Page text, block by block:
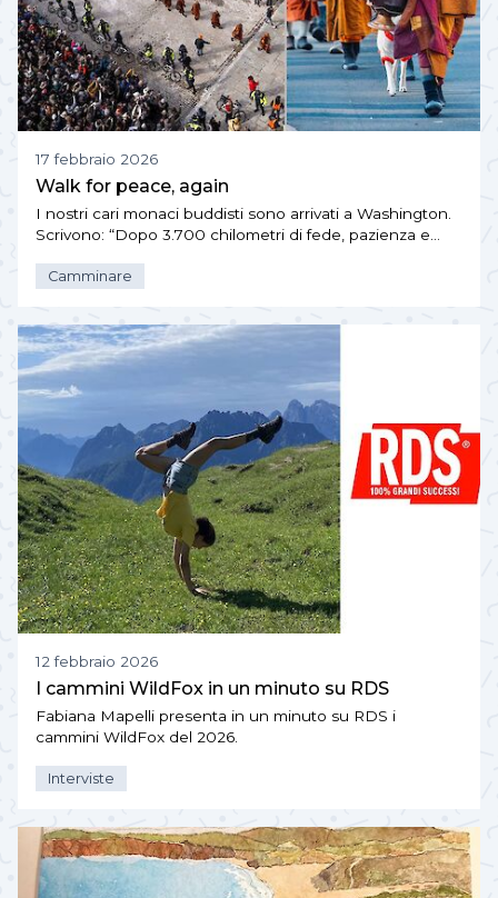
17 febbraio 2026
Walk for peace, again
I nostri cari monaci buddisti sono arrivati a Washington.
Scrivono: “Dopo 3.700 chilometri di fede, pazienza e…
Camminare
12 febbraio 2026
I cammini WildFox in un minuto su RDS
Fabiana Mapelli presenta in un minuto su RDS i
cammini WildFox del 2026.
Interviste